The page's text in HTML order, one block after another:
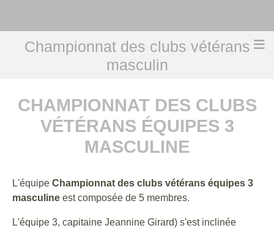
Championnat des clubs vétérans
masculin
Accueil
Championnat des clubs vétérans équipes 3 masculine
CHAMPIONNAT DES CLUBS
VÉTÉRANS ÉQUIPES 3
MASCULINE
L'équipe Championnat des clubs vétérans équipes 3
masculine est composée de 5 membres.
L'équipe 3, capitaine Jeannine Girard) s'est inclinée